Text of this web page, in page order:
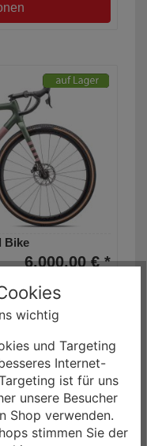
Bike
6.000,00 € *
0% Finanzierung möglich
100,00 € / Monat
bis zu 60 Monaten
wichtig
und Targeting
Internet-
ist für uns
unsere Besucher
Shop verwenden.
stimmen Sie der